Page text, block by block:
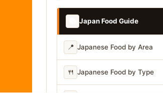
Japan Food Guide
📍 Japanese Food by Area
🍴 Japanese Food by Type